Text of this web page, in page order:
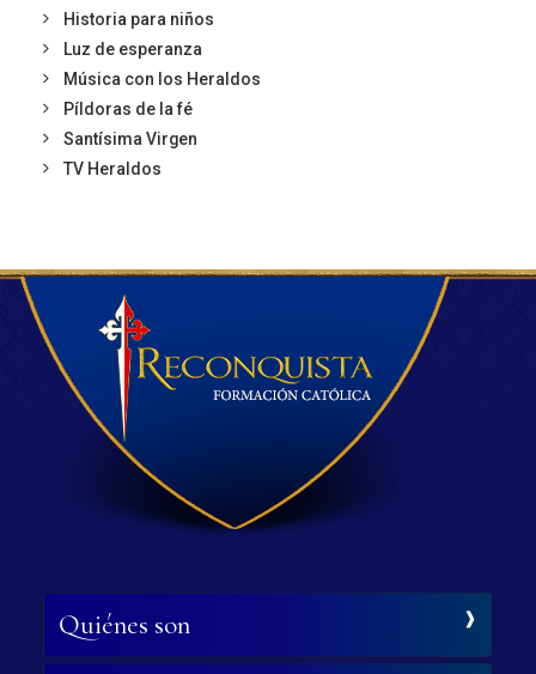
Historia para niños
Luz de esperanza
Música con los Heraldos
Píldoras de la fé
Santísima Virgen
TV Heraldos
Quiénes son